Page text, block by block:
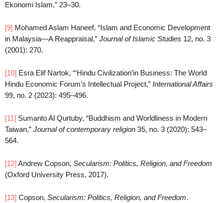
Ekonomi Islam,” 23–30.
[9] Mohamed Aslam Haneef, “Islam and Economic Development
in Malaysia—A Reappraisal,” Journal of Islamic Studies 12, no. 3
(2001): 270.
[10] Esra Elif Nartok, “‘Hindu Civilization’in Business: The World
Hindu Economic Forum’s Intellectual Project,” International Affairs
99, no. 2 (2023): 495–496.
[11] Sumanto Al Qurtuby, “Buddhism and Worldliness in Modern
Taiwan,” Journal of contemporary religion 35, no. 3 (2020): 543–
564.
[12] Andrew Copson, Secularism: Politics, Religion, and Freedom
(Oxford University Press, 2017).
[13] Copson, Secularism: Politics, Religion, and Freedom.